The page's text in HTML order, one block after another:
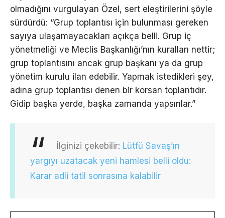
olmadığını vurgulayan Özel, sert eleştirilerini şöyle
sürdürdü: “Grup toplantısı için bulunması gereken
sayıya ulaşamayacakları açıkça belli. Grup iç
yönetmeliği ve Meclis Başkanlığı’nın kuralları nettir;
grup toplantısını ancak grup başkanı ya da grup
yönetim kurulu ilan edebilir. Yapmak istedikleri şey,
adına grup toplantısı denen bir korsan toplantıdır.
Gidip başka yerde, başka zamanda yapsınlar.”
İlginizi çekebilir: Lütfü Savaş’ın
yargıyı uzatacak yeni hamlesi belli oldu:
Karar adli tatil sonrasına kalabilir